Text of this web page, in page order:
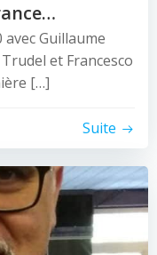
Guillaume
et Francesco
[…]
Suite